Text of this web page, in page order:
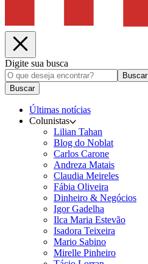
Digite sua busca
Buscar
Buscar
Últimas notícias
Colunistas
Lilian Tahan
Blog do Noblat
Carlos Carone
Andreza Matais
Claudia Meireles
Fábia Oliveira
Dinheiro & Negócios
Igor Gadelha
Ilca Maria Estevão
Isadora Teixeira
Mario Sabino
Mirelle Pinheiro